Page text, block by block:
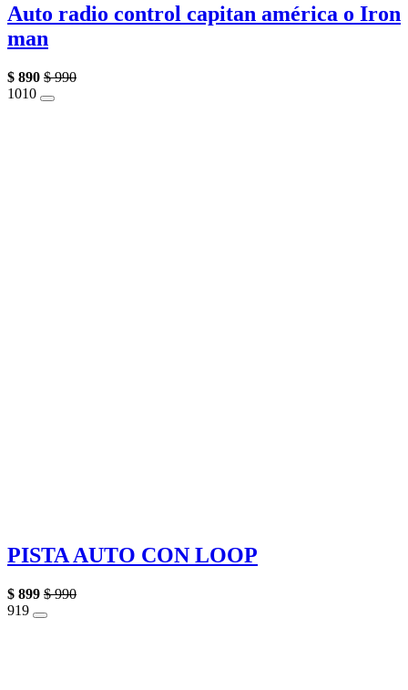
Auto radio control capitan américa o Iron
man
$ 890 $ 990
1010
PISTA AUTO CON LOOP
$ 899 $ 990
919